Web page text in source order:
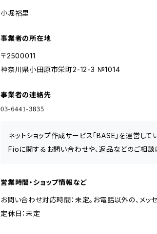
小堀裕里
事業者の所在地
〒2500011
神奈川県小田原市栄町2-12-3 №1014
事業者の連絡先
ネットショップ作成サービス「BASE」を運営し
Fioに関するお問い合わせや、返品などのご相談
営業時間・ショップ情報など
お問い合わせ対応時間：未定。お電話以外の、メッ
定休日：未定